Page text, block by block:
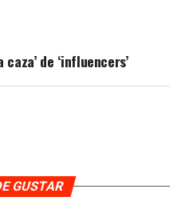
de ‘influencers’
GUSTAR